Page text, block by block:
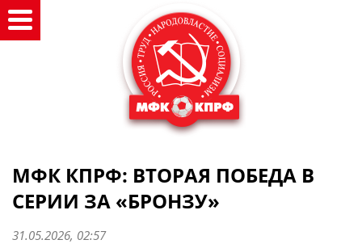
МФК КПРФ: ВТОРАЯ ПОБЕДА В
СЕРИИ ЗА «БРОНЗУ»
31.05.2026, 02:57